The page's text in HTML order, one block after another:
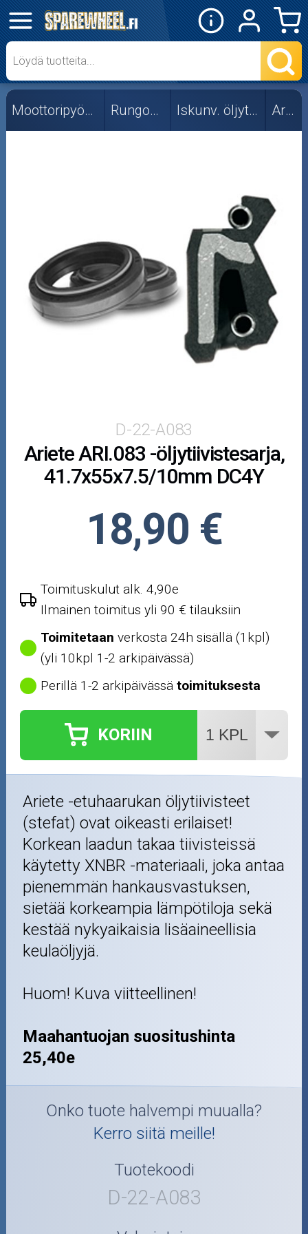
✕
Mopon osat
Skootterin osat
Crossipyörän osat
Mopoauton osat
Mönkijän osat
Puutarha ja metsä
Öljyt ja kemikaalit
Työkalut
Outlet-tuotteet
Moottoripyörän osat Rungon osat Iskunv. öljytiivisteet Ariete
D-22-A083
Ariete ARI.083 -öljytiivistesarja,
41.7x55x7.5/10mm DC4Y
18,90 €
Toimituskulut alk. 4,90e
Ilmainen toimitus yli 90 € tilauksiin
Toimitetaan verkosta 24h sisällä (1kpl)
(yli 10kpl 1-2 arkipäivässä)
Perillä 1-2 arkipäivässätoimituksesta
KORIIN
Ariete -etuhaarukan öljytiivisteet
(stefat) ovat oikeasti erilaiset!
Korkean laadun takaa tiivisteissä
käytetty XNBR -materiaali, joka antaa
pienemmän hankausvastuksen,
sietää korkeampia lämpötiloja sekä
kestää nykyaikaisia lisäaineellisia
keulaöljyjä.
Huom! Kuva viitteellinen!
Maahantuojan suositushinta
25,40e
Onko tuote halvempi muualla?
Kerro siitä meille!
Tuotekoodi
D-22-A083